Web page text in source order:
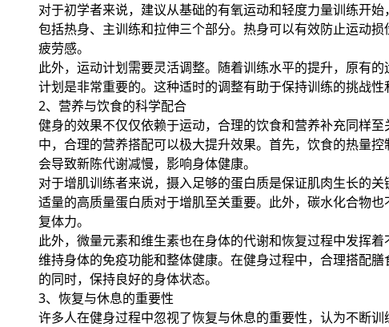
对于初学者来说，建议从基础的有氧运动和轻度力量训练开
包括热身、主训练和拉伸三个部分。热身可以有效防止运动
疲劳感。
此外，运动计划需要灵活调整。随着训练水平的提升，原有
计划是非常重要的。这种适时的调整有助于保持训练的挑战
2、营养与饮食的科学配合
健身的效果不仅仅依赖于运动，合理的饮食和营养补充同样
中，合理的营养搭配可以极大提升效果。首先，饮食的热量
会导致新陈代谢减慢，影响身体健康。
对于增肌训练者来说，摄入足够的蛋白质是保证肌肉生长的
适量的高质量蛋白质对于增肌至关重要。此外，碳水化合物
复体力。
此外，微量元素和维生素也在身体的代谢和恢复过程中发挥
维持身体的免疫功能和整体健康。在健身过程中，合理搭配
的同时，保持良好的身体状态。
3、恢复与休息的重要性
许多人在健身过程中忽视了恢复与休息的重要性，认为不断